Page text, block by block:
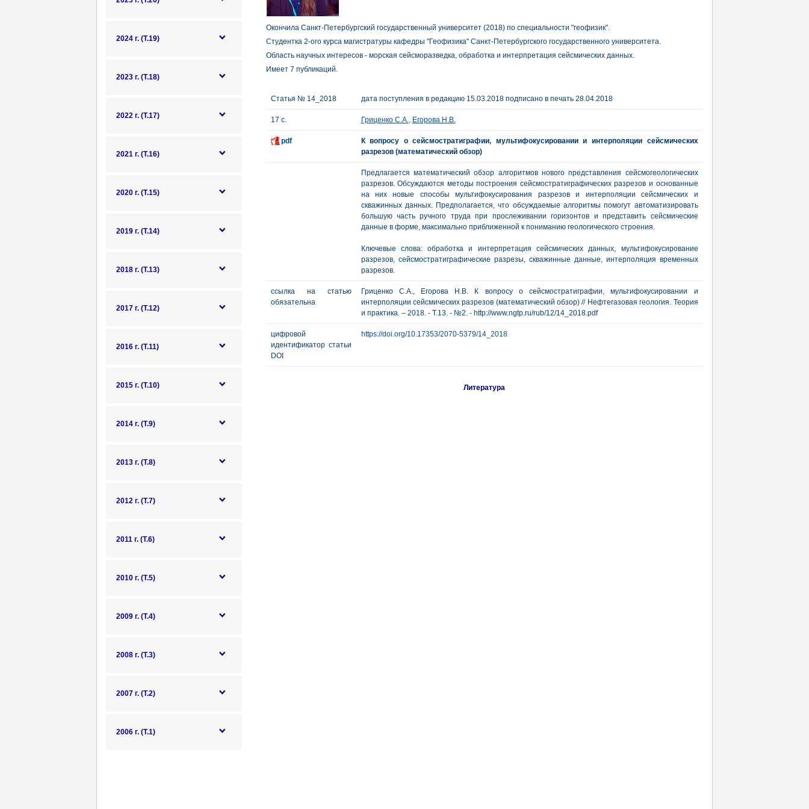
2024 г. (Т.19)
2023 г. (Т.18)
2022 г. (Т.17)
2021 г. (Т.16)
2020 г. (Т.15)
2019 г. (Т.14)
2018 г. (Т.13)
2017 г. (Т.12)
2016 г. (Т.11)
2015 г. (Т.10)
2014 г. (Т.9)
2013 г. (Т.8)
2012 г. (Т.7)
2011 г. (Т.6)
2010 г. (Т.5)
2009 г. (Т.4)
2008 г. (Т.3)
2007 г. (Т.2)
2006 г. (Т.1)
Окончила Санкт-Петербургский государственный университет (2018) по специальности "геофизик".
Студентка 2-ого курса магистратуры кафедры "Геофизика" Санкт-Петербургского государственного университета.
Область научных интересов - морская сейсморазведка, обработка и интерпретация сейсмических данных.
Имеет 7 публикаций.
Статья № 14_2018 дата поступления в редакцию 15.03.2018 подписано в печать 28.04.2018
17 с. Гриценко С.А., Егорова Н.В.
pdf
К вопросу о сейсмостратиграфии, мультифокусировании и интерполяции сейсмических
разрезов (математический обзор)
Предлагается математический обзор алгоритмов нового представления сейсмогеологических
разрезов. Обсуждаются методы построения сейсмостратиграфических разрезов и основанные
на них новые способы мультифокусирования разрезов и интерполяции сейсмических и
скважинных данных. Предполагается, что обсуждаемые алгоритмы помогут автоматизировать
большую часть ручного труда при прослеживании горизонтов и представить сейсмические
данные в форме, максимально приближенной к пониманию геологического строения.
Ключевые слова: обработка и интерпретация сейсмических данных, мультифокусирование
разрезов, сейсмостратиграфические разрезы, скважинные данные, интерполяция временных
разрезов.
ссылка на статью
обязательна
Гриценко С.А., Егорова Н.В. К вопросу о сейсмостратиграфии, мультифокусировании и
интерполяции сейсмических разрезов (математический обзор) // Нефтегазовая геология. Теория
и практика. – 2018. - Т.13. - №2. - http://www.ngtp.ru/rub/12/14_2018.pdf
цифровой
идентификатор статьи
DOI
https://doi.org/10.17353/2070-5379/14_2018
Литература